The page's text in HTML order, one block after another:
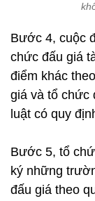
Bước 4, cuộc
chức đấu giá
điểm khác
giá và tổ chức
luật có quy
Bước 5, tổ
ký những
đấu giá theo